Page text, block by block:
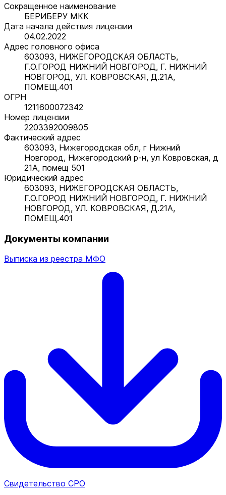
Сокращенное наименование
БЕРИБЕРУ МКК
Дата начала действия лицензии
04.02.2022
Адрес головного офиса
603093, НИЖЕГОРОДСКАЯ ОБЛАСТЬ,
Г.О.ГОРОД НИЖНИЙ НОВГОРОД, Г. НИЖНИЙ
НОВГОРОД, УЛ. КОВРОВСКАЯ, Д.21А,
ПОМЕЩ.401
ОГРН
1211600072342
Номер лицензии
2203392009805
Фактический адрес
603093, Нижегородская обл, г Нижний
Новгород, Нижегородский р-н, ул Ковровская, д
21А, помещ 501
Юридический адрес
603093, НИЖЕГОРОДСКАЯ ОБЛАСТЬ,
Г.О.ГОРОД НИЖНИЙ НОВГОРОД, Г. НИЖНИЙ
НОВГОРОД, УЛ. КОВРОВСКАЯ, Д.21А,
ПОМЕЩ.401
Документы компании
Выписка из реестра МФО
Свидетельство СРО